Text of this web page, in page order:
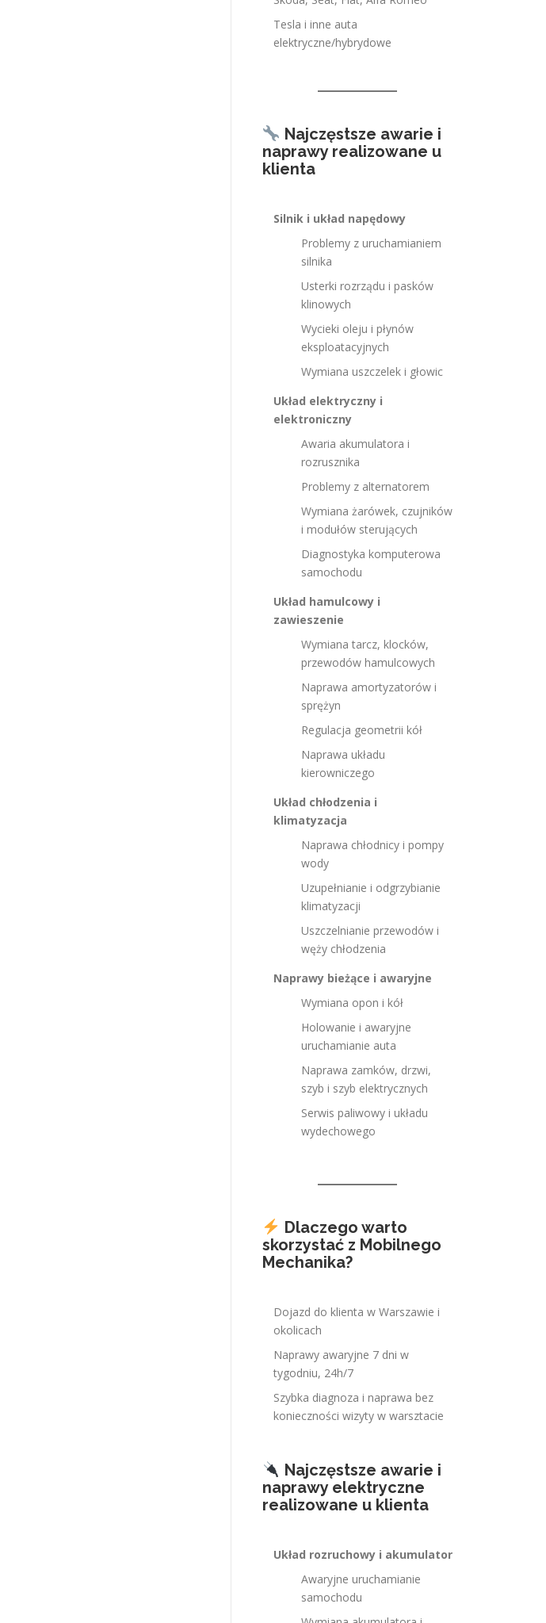
Tesla i inne auta
elektryczne/hybrydowe
Najczęstsze awarie i
naprawy realizowane u
klienta
Silnik i układ napędowy
Problemy z uruchamianiem
silnika
Usterki rozrządu i pasków
klinowych
Wycieki oleju i płynów
eksploatacyjnych
Wymiana uszczelek i głowic
Układ elektryczny i
elektroniczny
Awaria akumulatora i
rozrusznika
Problemy z alternatorem
Wymiana żarówek, czujników
i modułów sterujących
Diagnostyka komputerowa
samochodu
Układ hamulcowy i
zawieszenie
Wymiana tarcz, klocków,
przewodów hamulcowych
Naprawa amortyzatorów i
sprężyn
Regulacja geometrii kół
Naprawa układu
kierowniczego
Układ chłodzenia i
klimatyzacja
Naprawa chłodnicy i pompy
wody
Uzupełnianie i odgrzybianie
klimatyzacji
Uszczelnianie przewodów i
węży chłodzenia
Naprawy bieżące i awaryjne
Wymiana opon i kół
Holowanie i awaryjne
uruchamianie auta
Naprawa zamków, drzwi,
szyb i szyb elektrycznych
Serwis paliwowy i układu
wydechowego
Dlaczego warto
skorzystać z Mobilnego
Mechanika?
Dojazd do klienta w Warszawie i
okolicach
Naprawy awaryjne 7 dni w
tygodniu, 24h/7
Szybka diagnoza i naprawa bez
konieczności wizyty w warsztacie
Najczęstsze awarie i
naprawy elektryczne
realizowane u klienta
Układ rozruchowy i akumulator
Awaryjne uruchamianie
samochodu